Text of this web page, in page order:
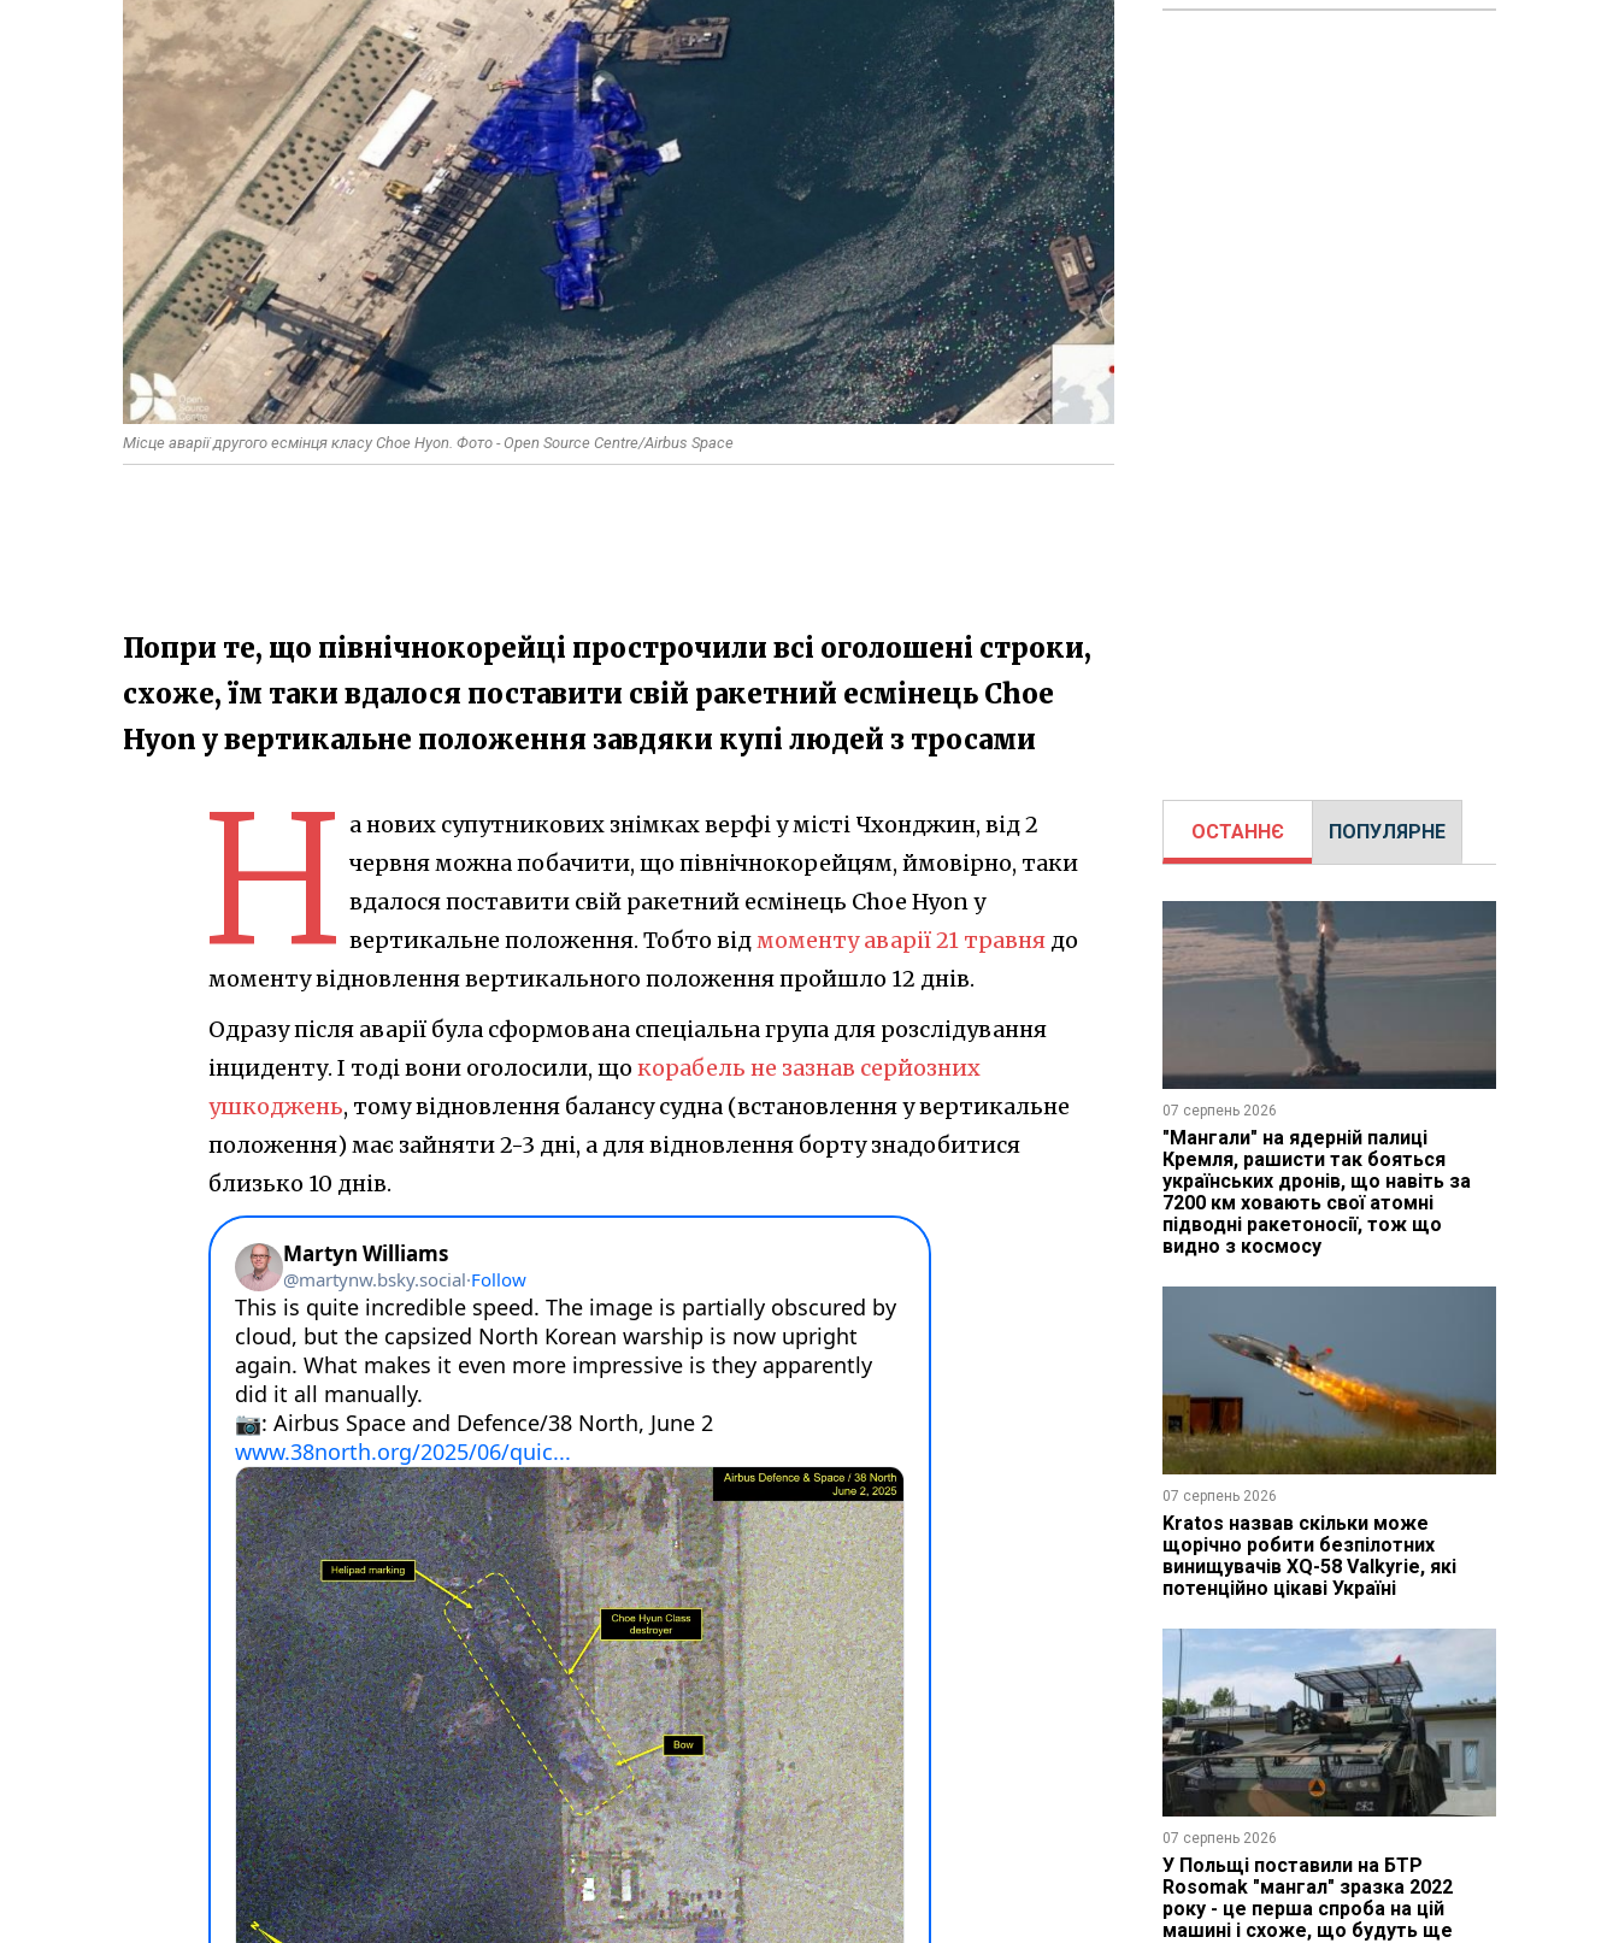
Місце аварії другого есмінця класу Choe Hyon. Фото - Open Source Centre/Airbus Space
Попри те, що північнокорейці прострочили всі оголошені строки,
схоже, їм таки вдалося поставити свій ракетний есмінець Choe
Hyon у вертикальне положення завдяки купі людей з тросами
Н а нових супутникових знімках верфі у місті Чхонджин, від 2
червня можна побачити, що північнокорейцям, ймовірно, таки
вдалося поставити свій ракетний есмінець Choe Hyon у
вертикальне положення. Тобто від моменту аварії 21 травня до
моменту відновлення вертикального положення пройшло 12 днів.
Одразу після аварії була сформована спеціальна група для розслідування
інциденту. І тоді вони оголосили, що корабель не зазнав серйозних
ушкоджень, тому відновлення балансу судна (встановлення у вертикальне
положення) має зайняти 2-3 дні, а для відновлення борту знадобитися
близько 10 днів.
ОСТАННЄ ПОПУЛЯРНЕ
07 серпень 2026
"Мангали" на ядерній палиці
Кремля, рашисти так бояться
українських дронів, що навіть за
7200 км ховають свої атомні
підводні ракетоносії, тож що
видно з космосу
07 серпень 2026
Kratos назвав скільки може
щорічно робити безпілотних
винищувачів XQ-58 Valkyrie, які
потенційно цікаві Україні
07 серпень 2026
У Польщі поставили на БТР
Rosomak "мангал" зразка 2022
року - це перша спроба на цій
машині і схоже, що будуть ще